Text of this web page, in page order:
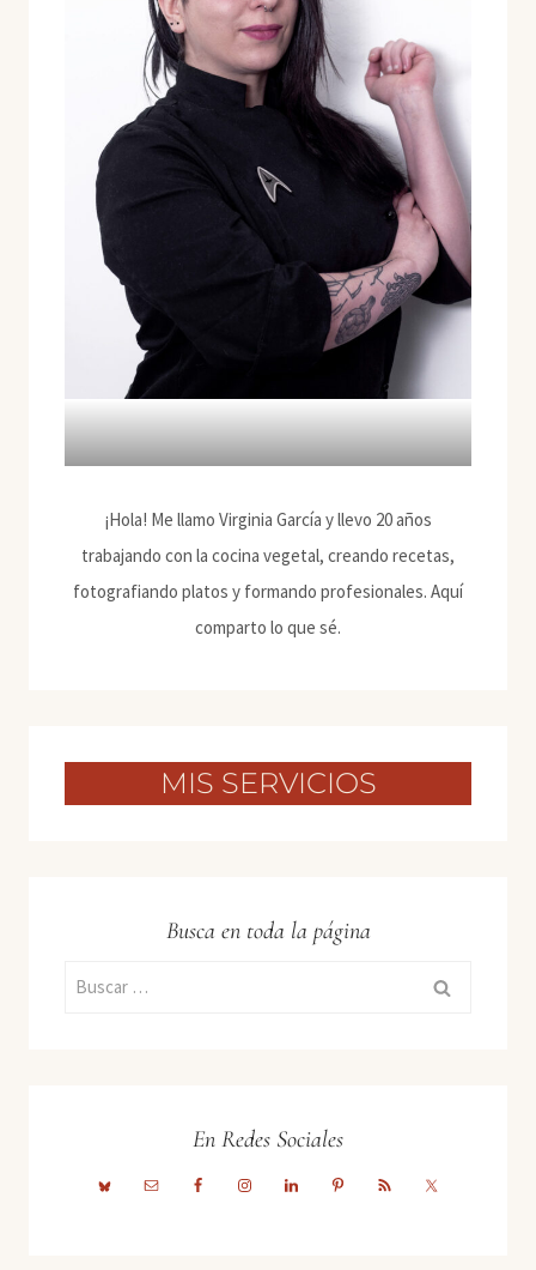
¡Hola! Me llamo Virginia García y llevo 20 años
trabajando con la cocina vegetal, creando recetas,
fotografiando platos y formando profesionales. Aquí
comparto lo que sé.
MIS SERVICIOS
Busca en toda la página
Buscar:
En Redes Sociales